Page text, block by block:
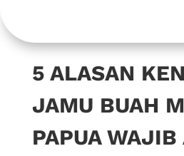
5 ALASAN
JAMU BUAH
PAPUA WAJIB